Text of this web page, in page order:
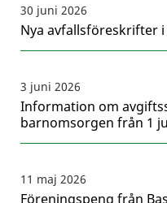
30 juni 2026
Nya avfallsföreskrifter
3 juni 2026
Information om
barnomsorgen från 1
11 maj 2026
Föreningspeng från